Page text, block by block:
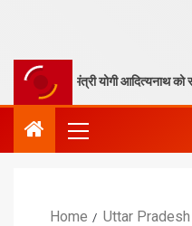
योगी आदित्यनाथ को सौंपा मांग पत्र
Home
Uttar Pradesh